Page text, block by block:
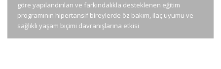
göre yapılandırılan ve farkındalıkla desteklenen eğitim
programının hipertansif bireylerde öz bakım, ilaç uyumu ve
sağlıklı yaşam biçimi davranışlarına etkisi